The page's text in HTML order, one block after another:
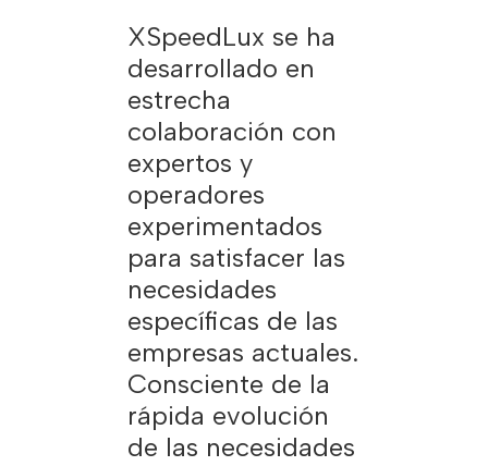
XSpeedLux se ha
desarrollado en
estrecha
colaboración con
expertos y
operadores
experimentados
para satisfacer las
necesidades
específicas de las
empresas actuales.
Consciente de la
rápida evolución
de las necesidades